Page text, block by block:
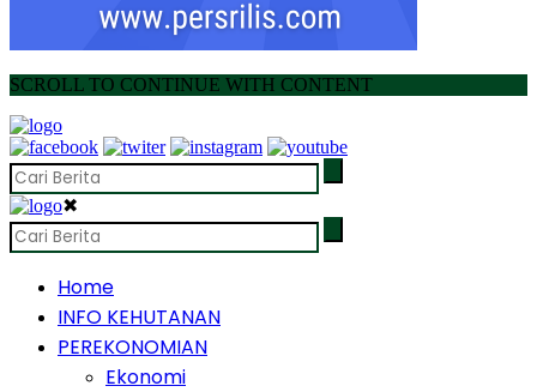
SCROLL TO CONTINUE WITH CONTENT
✖
Home
INFO KEHUTANAN
PEREKONOMIAN
Ekonomi